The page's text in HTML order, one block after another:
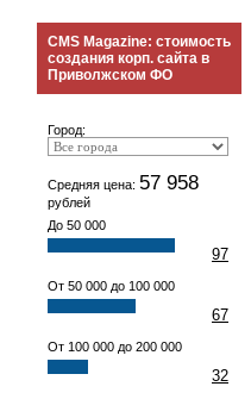
CMS Magazine: стоимость
создания корп. сайта в
Приволжском ФО
Город:
Средняя цена: 57 958
рублей
До 50 000
97
От 50 000 до 100 000
67
От 100 000 до 200 000
32